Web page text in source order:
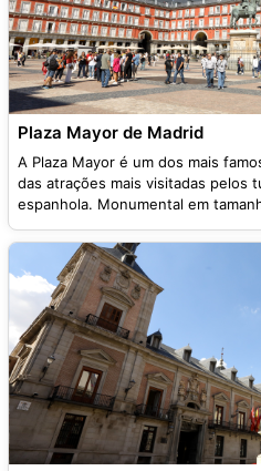
Plaza Mayor de Madrid
A Plaza Mayor é um dos mais
das atrações mais visitadas pelos
espanhola. Monumental em